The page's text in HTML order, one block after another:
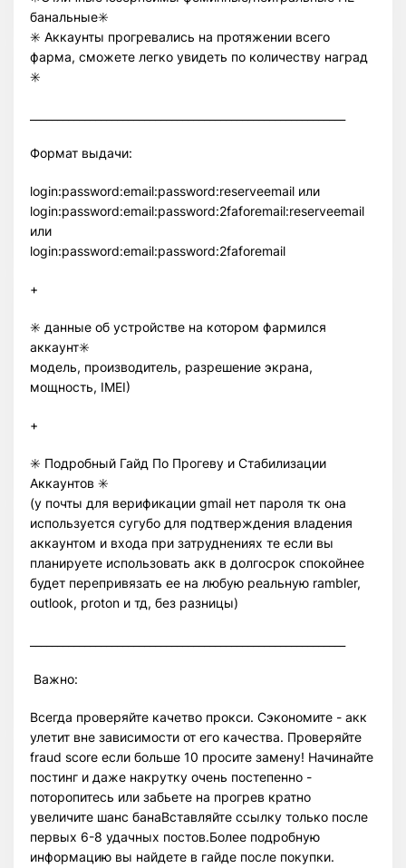
банальные✳️
✳️ Аккаунты прогревались на протяжении всего
фарма, сможете легко увидеть по количеству наград
✳️
Формат выдачи:
login:password:email:password:reserveemail или
login:password:email:password:2faforemail:reserveemail
или
login:password:email:password:2faforemail
+
✳️ данные об устройстве на котором фармился
аккаунт✳️
модель, производитель, разрешение экрана,
мощность, IMEI)
+
✳️ Подробный Гайд По Прогеву и Стабилизации
Аккаунтов ✳️
(у почты для верификации gmail нет пароля тк она
используется сугубо для подтверждения владения
аккаунтом и входа при затруднениях те если вы
планируете использовать акк в долгосрок спокойнее
будет перепривязать ее на любую реальную rambler,
outlook, proton и тд, без разницы)
Важно:
Всегда проверяйте качетво прокси. Сэкономите - акк
улетит вне зависимости от его качества. Проверяйте
fraud score если больше 10 просите замену! Начинайте
постинг и даже накрутку очень постепенно -
поторопитесь или забьете на прогрев кратно
увеличите шанс банаВставляйте ссылку только после
первых 6-8 удачных постов.Более подробную
информацию вы найдете в гайде после покупки.